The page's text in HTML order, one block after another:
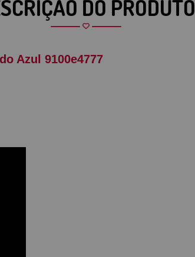
DO PRODUTO
Azul 9100e4777